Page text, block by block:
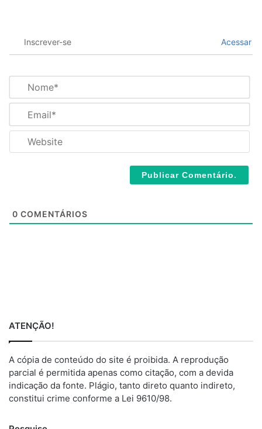
Inscrever-se Acessar
m
*a
l
0 COMENTÁRIOS
ATENÇÃO!
A cópia de conteúdo do site é proibida. A reprodução
parcial é permitida apenas como citação, com a devida
indicação da fonte. Plágio, tanto direto quanto indireto,
constitui crime conforme a Lei 9610/98.